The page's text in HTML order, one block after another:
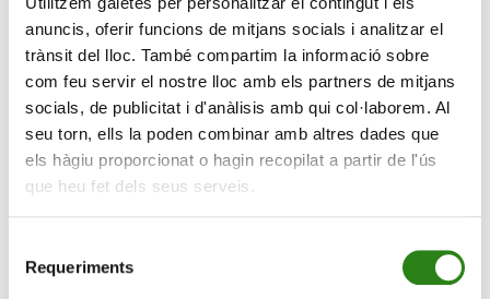
anuncis, oferir funcions de mitjans socials i analitzar el
trànsit del lloc. També compartim la informació sobre
com feu servir el nostre lloc amb els partners de mitjans
socials, de publicitat i d'anàlisis amb qui col·laborem. Al
seu torn, ells la poden combinar amb altres dades que
els hàgiu proporcionat o hagin recopilat a partir de l'ús
que heu fet dels seus serveis.
Requeriments
del Palau de gel de Canillo.
Creand Fundació és l’espònsor oficial de la federació
esportiva Special Olympics Andorra des del 2007, amb
l’objectiu de fer possible la integració social dels
atletes, així com l’organització i la seva participació en
esdeveniments nacionals i internacionals d’aquestes
característiques.
missió la integració de les persones amb algun tipus de
discapacitat intel·lectual en la societat, en condicions